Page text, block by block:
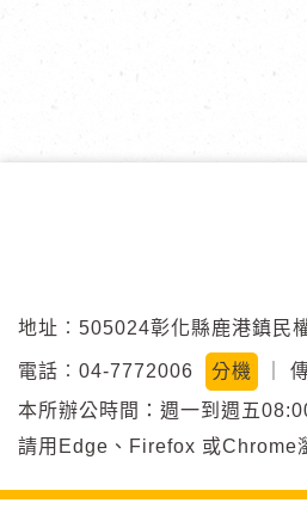
地址︰505024彰化縣鹿港鎮民
電話︰04-7772006 分機
本所辦公時間：週一到週五
請用Edge、Firefox 或Chrome